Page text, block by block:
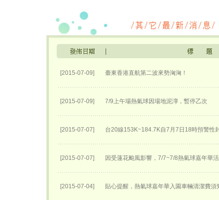
[2015-07-09] 臺東香港直航第二波來勢洶洶！
[2015-07-09] 7/9上午場熱氣球因場地泥濘，暫停乙次
[2015-07-07] 台20線153K~184.7K自7月7日18時預警性
[2015-07-07] 因受蓮花颱風影響，7/7~7/8熱氣球嘉年華
[2015-07-04] 貼心提醒，熱氣球嘉年華入園車輛清潔費須